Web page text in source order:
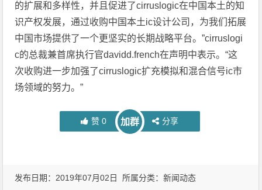
的扩展和多样性，并且促进了cirruslogic在中国本土的知
识产权发展，通过收购中国本土ic设计公司，为我们拓展
中国市场提供了一个更坚实的长期战略平台。”cirruslogi
c的总裁兼首席执行官davidd.french在声明中表示。“这
次收购进一步加强了cirruslogic扩充模拟和混合信号ic市
场领域的努力。”
赞 0 加群 分享
发布日期：2019年07月02日 所属分类：新闻动态